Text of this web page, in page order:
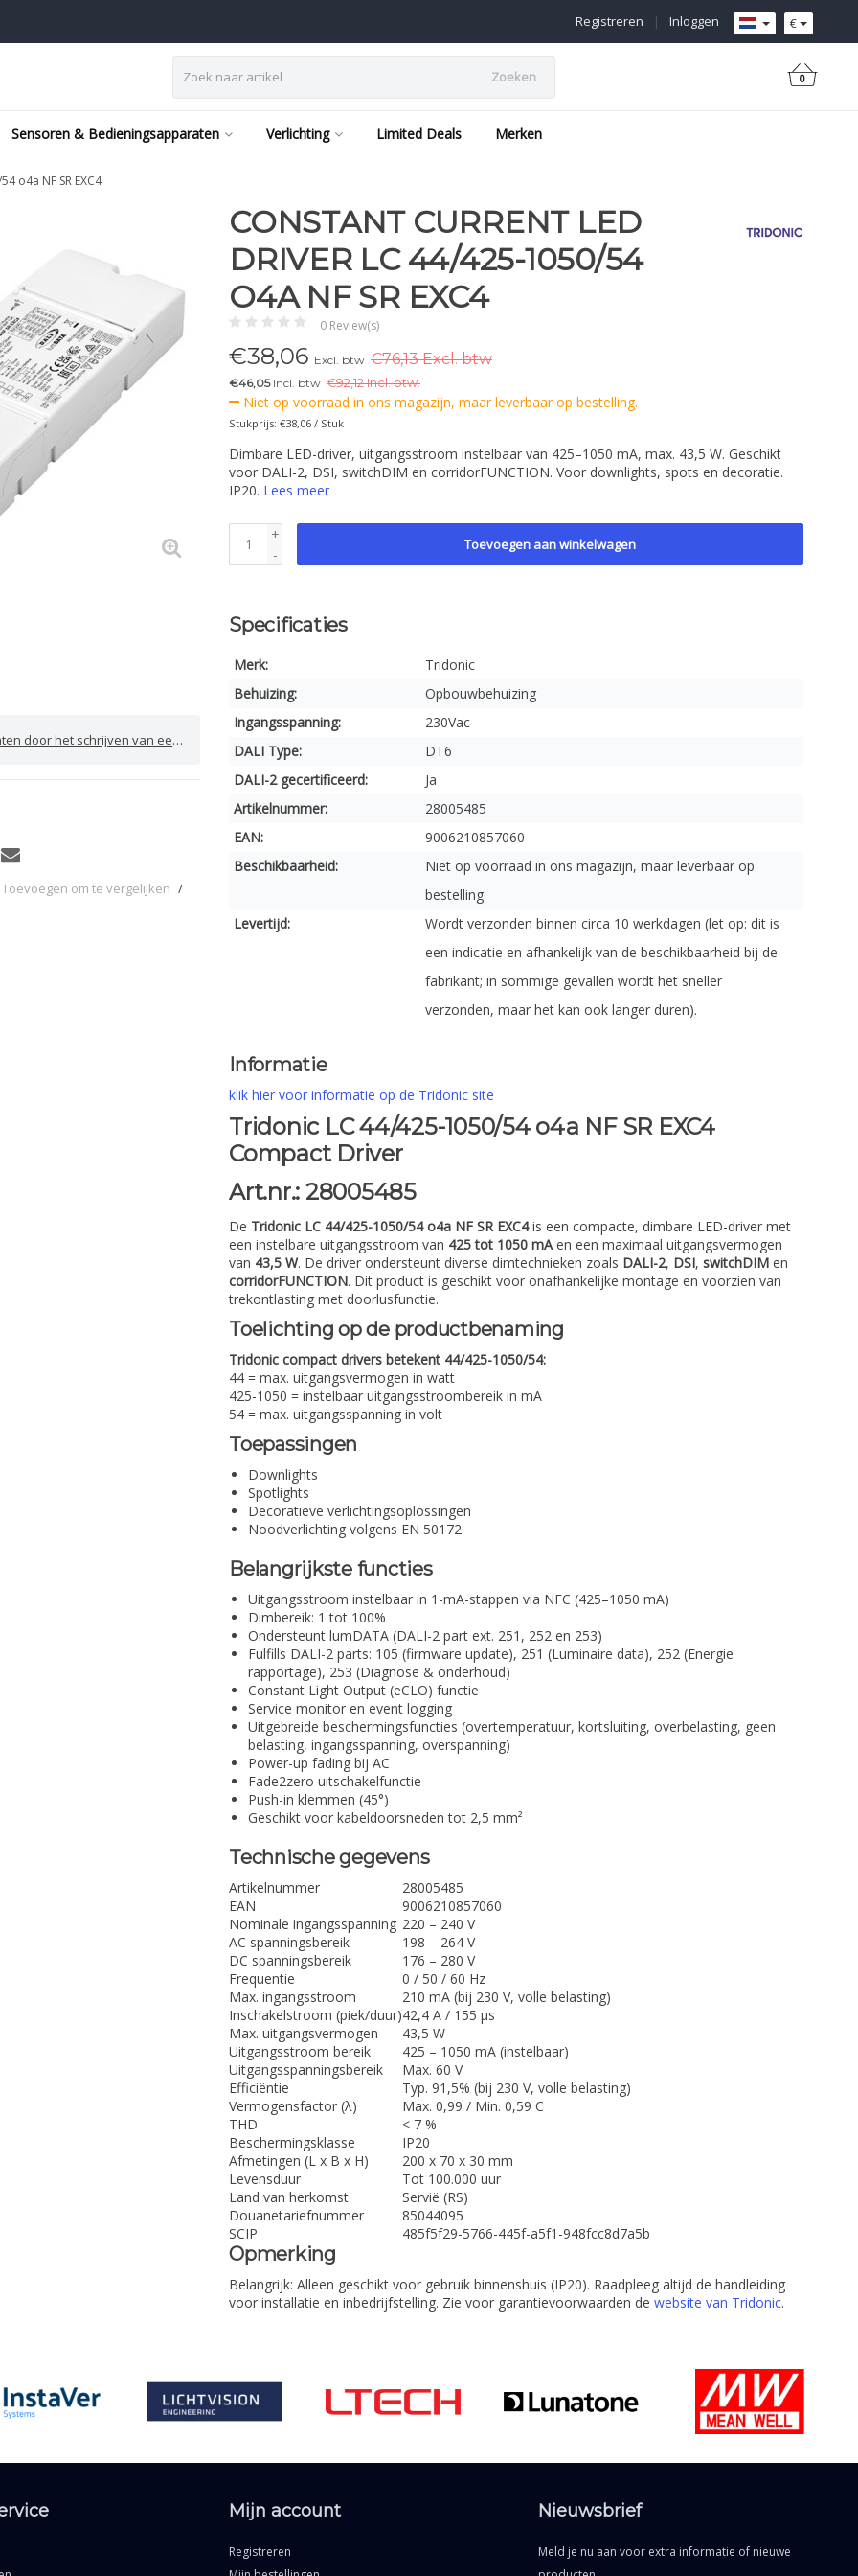
€
Inloggen
|
Registreren
Zoeken 0
Sensoren & Bedieningsapparaten Verlichting Limited Deals Merken
o4a NF SR EXC4
het schrijven van een review
Toevoegen om te vergelijken /
CONSTANT CURRENT LED
DRIVER LC 44/425-1050/54
O4A NF SR EXC4
0 Review(s)
€38,06 Excl. btw €76,13 Excl. btw
€46,05Incl. btw €92,12 Incl. btw.
Niet op voorraad in ons magazijn, maar leverbaar op bestelling.
Stukprijs: €38,06 / Stuk
Dimbare LED-driver, uitgangsstroom instelbaar van 425–1050 mA, max. 43,5 W. Geschikt
voor DALI-2, DSI, switchDIM en corridorFUNCTION. Voor downlights, spots en decoratie.
IP20. Lees meer
+
-
Toevoegen aan winkelwagen
Specificaties
Merk:
Tridonic
Behuizing:
Opbouwbehuizing
Ingangsspanning:
230Vac
DALI Type:
DT6
DALI-2 gecertificeerd:
Ja
Artikelnummer:
28005485
EAN:
9006210857060
Beschikbaarheid:
Niet op voorraad in ons magazijn, maar leverbaar op
bestelling.
Levertijd:
Wordt verzonden binnen circa 10 werkdagen (let op: dit is
een indicatie en afhankelijk van de beschikbaarheid bij de
fabrikant; in sommige gevallen wordt het sneller
verzonden, maar het kan ook langer duren).
Informatie
klik hier voor informatie op de Tridonic site
Tridonic LC 44/425-1050/54 o4a NF SR EXC4
Compact Driver
Art.nr.: 28005485
De Tridonic LC 44/425-1050/54 o4a NF SR EXC4is een compacte, dimbare LED-driver met
een instelbare uitgangsstroom van 425 tot 1050 mA en een maximaal uitgangsvermogen
van 43,5 W. De driver ondersteunt diverse dimtechnieken zoals DALI-2, DSI, switchDIM en
corridorFUNCTION. Dit product is geschikt voor onafhankelijke montage en voorzien van
trekontlasting met doorlusfunctie.
Toelichting op de productbenaming
Tridonic compact drivers betekent 44/425-1050/54:
44 = max. uitgangsvermogen in watt
425-1050 = instelbaar uitgangsstroombereik in mA
54 = max. uitgangsspanning in volt
Toepassingen
Downlights
Spotlights
Decoratieve verlichtingsoplossingen
Noodverlichting volgens EN 50172
Belangrijkste functies
Uitgangsstroom instelbaar in 1-mA-stappen via NFC (425–1050 mA)
Dimbereik: 1 tot 100%
Ondersteunt lumDATA (DALI-2 part ext. 251, 252 en 253)
Fulfills DALI-2 parts: 105 (firmware update), 251 (Luminaire data), 252 (Energie
rapportage), 253 (Diagnose & onderhoud)
Constant Light Output (eCLO) functie
Service monitor en event logging
Uitgebreide beschermingsfuncties (overtemperatuur, kortsluiting, overbelasting, geen
belasting, ingangsspanning, overspanning)
Power-up fading bij AC
Fade2zero uitschakelfunctie
Push-in klemmen (45°)
Geschikt voor kabeldoorsneden tot 2,5 mm²
Technische gegevens
Artikelnummer
28005485
EAN
9006210857060
Nominale ingangsspanning 220 – 240 V
AC spanningsbereik
198 – 264 V
DC spanningsbereik
176 – 280 V
Frequentie
0 / 50 / 60 Hz
Max. ingangsstroom
210 mA (bij 230 V, volle belasting)
Inschakelstroom (piek/duur)42,4 A / 155 µs
Max. uitgangsvermogen
43,5 W
Uitgangsstroom bereik
425 – 1050 mA (instelbaar)
Uitgangsspanningsbereik
Max. 60 V
Efficiëntie
Typ. 91,5% (bij 230 V, volle belasting)
Vermogensfactor (λ)
Max. 0,99 / Min. 0,59 C
THD
< 7 %
Beschermingsklasse
IP20
Afmetingen (L x B x H)
200 x 70 x 30 mm
Levensduur
Tot 100.000 uur
Land van herkomst
Servië (RS)
Douanetariefnummer
85044095
SCIP
485f5f29-5766-445f-a5f1-948fcc8d7a5b
Opmerking
Belangrijk: Alleen geschikt voor gebruik binnenshuis (IP20). Raadpleeg altijd de handleiding
voor installatie en inbedrijfstelling. Zie voor garantievoorwaarden de website van Tridonic.
Mijn account
Registreren
Nieuwsbrief
Meld je nu aan voor extra informatie of nieuwe